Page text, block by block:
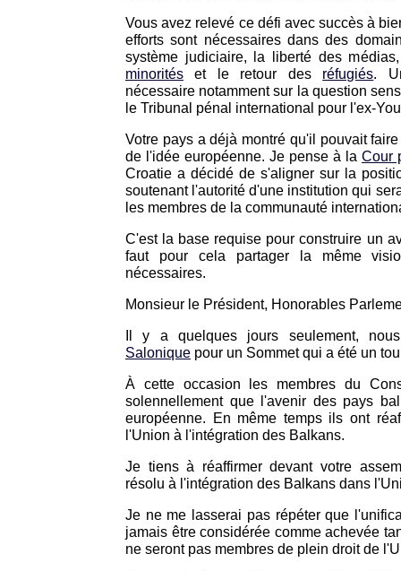
Vous avez relevé ce défi avec succès à
efforts sont nécessaires dans des
système judiciaire, la liberté des
minorités et le retour des réfugiés.
nécessaire notamment sur la question
le Tribunal pénal international pour l'ex-
Votre pays a déjà montré qu'il pouvait
de l'idée européenne. Je pense à la Cour
Croatie a décidé de s'aligner sur la
soutenant l'autorité d'une institution qui
les membres de la communauté
C'est la base requise pour construire un
faut pour cela partager la même
nécessaires.
Monsieur le Président, Honorables
Il y a quelques jours seulement,
Salonique pour un Sommet qui a été un
À cette occasion les membres du
solennellement que l'avenir des pays
européenne. En même temps ils ont
l'Union à l'intégration des Balkans.
Je tiens à réaffirmer devant votre
résolu à l'intégration des Balkans dans
Je ne me lasserai pas répéter que
jamais être considérée comme achevée
ne seront pas membres de plein droit de